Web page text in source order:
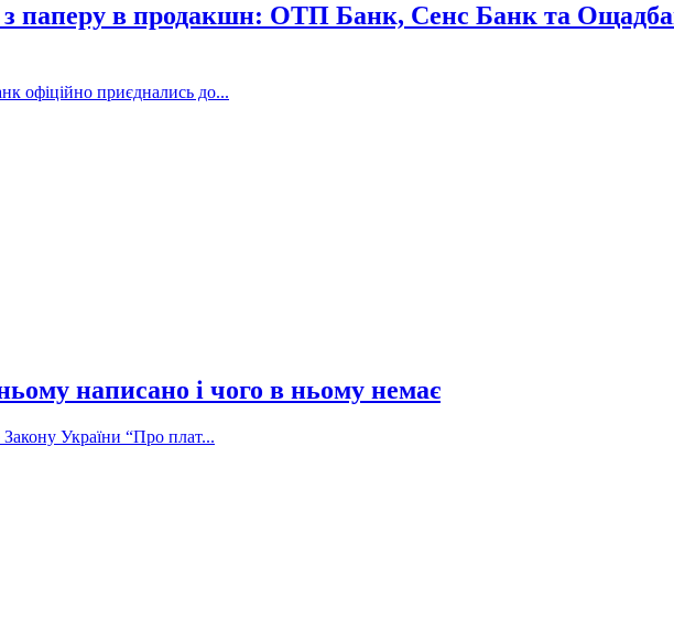
з паперу в продакшн: ОТП Банк, Сенс Банк та
офіційно приєднались до...
написано і чого в ньому немає
України “Про плат...